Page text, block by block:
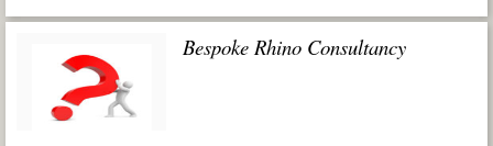
Bespoke Rhino Consultancy